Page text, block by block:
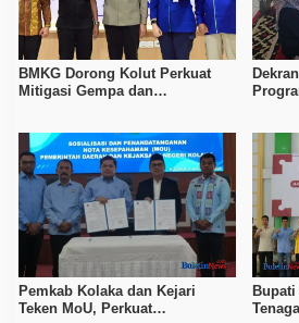
BMKG Dorong Kolut Perkuat
Mitigasi Gempa dan
Pemkab Kolaka dan Kejari
Teken MoU, Perkuat